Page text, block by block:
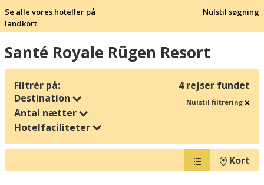
Se alle vores hoteller på
landkort
Nulstil søgning
Santé Royale Rügen Resort
Filtrér på:
4 rejser fundet
Destination
Antal nætter
Hotelfaciliteter
Nulstil filtrering
Kort